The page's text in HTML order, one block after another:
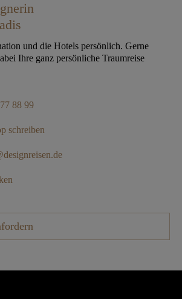
und die Hotels persönlich. Gerne
Ihre ganz persönliche Traumreise
88 99
schreiben